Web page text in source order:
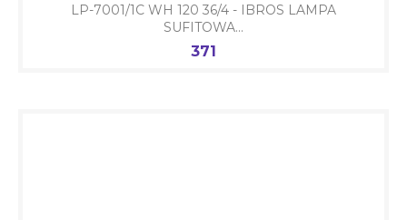
LP-7001/1C WH 120 36/4 - IBROS LAMPA
SUFITOWA...
Cena
371